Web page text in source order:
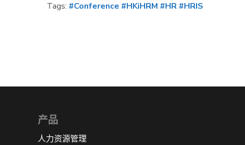
Tags: #Conference #HKiHRM #HR #HRIS
产品
人力资源管理